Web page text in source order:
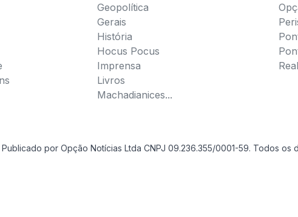
Geopolítica
Gerais
História
Hocus Pocus
Imprensa
Livros
Machadianices...
por Opção Notícias Ltda CNPJ 09.236.355/0001-59. Todos os